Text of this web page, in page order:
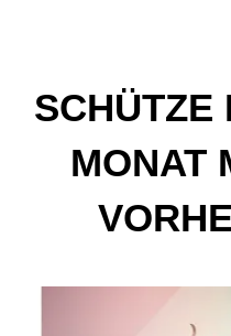
SCHÜTZE
MONAT